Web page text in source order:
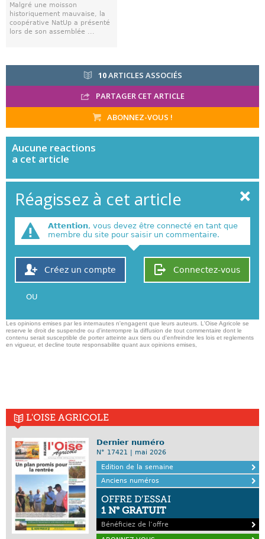
Malgré une moisson
historiquement mauvaise, la
coopérative NatUp a présenté
lors de son assemblée ...
10ARTICLES ASSOCIÉS
PARTAGER CET ARTICLE
ABONNEZ-VOUS !
Aucune reactions
a cet article
Réagissez à cet article
Attention, vous devez être connecté en tant que
membre du site pour saisir un commentaire.
Connectez-vous
Créez un compte
OU
Les opinions emises par les internautes n'engagent que leurs auteurs. L'Oise Agricole se
reserve le droit de suspendre ou d'interrompre la diffusion de tout commentaire dont le
contenu serait susceptible de porter atteinte aux tiers ou d'enfreindre les lois et reglements
en vigueur, et decline toute responsabilite quant aux opinions emises,
L'OISE AGRICOLE
Dernier numéro
N° 17421 | mai 2026
Edition de la semaine
Anciens numéros
OFFRE D’ESSAI
1 N° GRATUIT
Bénéficiez de l’offre